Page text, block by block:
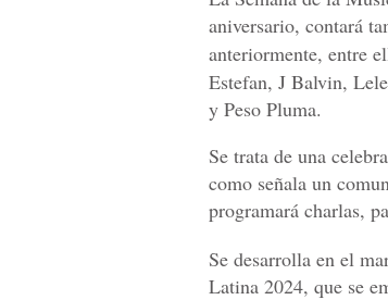
aniversario, contará
anteriormente, entre
Estefan, J Balvin,
y Peso Pluma.
Se trata de una
como señala un
programará charlas,
Se desarrolla en el
Latina 2024, que se